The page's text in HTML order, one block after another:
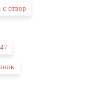
на работния ден.
с отвор